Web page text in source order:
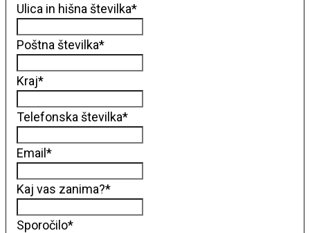
Ulica in hišna številka*
Poštna številka*
Kraj*
Telefonska številka*
Email *
Kaj vas zanima?*
Sporočilo*